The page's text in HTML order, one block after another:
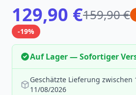
129,90 €159,90 €
-19%
Auf Lager — Sofortiger
Geschätzte Lieferung zwischen
11/08/2026